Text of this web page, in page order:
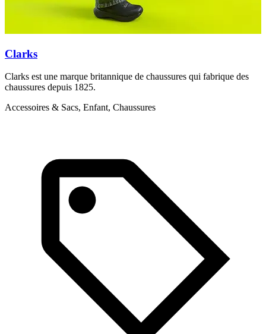
Clarks
Clarks est une marque britannique de chaussures qui fabrique des
chaussures depuis 1825.
Accessoires & Sacs, Enfant, Chaussures